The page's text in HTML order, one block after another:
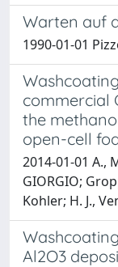
Warten auf
1990-01-01
commercial
the
open-cell
2014-01-01 A.,
GIORGIO;
Kohler; H. J.,
Al2O3